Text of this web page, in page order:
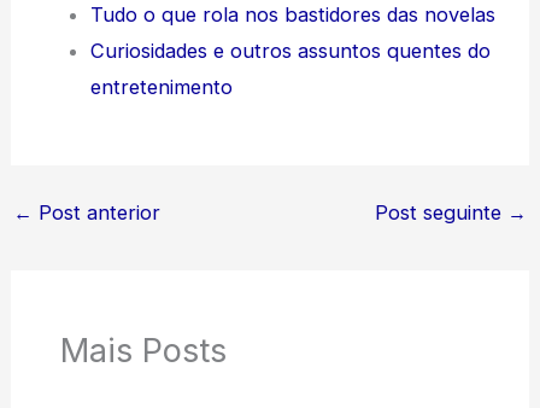
Tudo o que rola nos bastidores das novelas
Curiosidades e outros assuntos quentes do
entretenimento
← Post anterior Post seguinte →
Mais Posts